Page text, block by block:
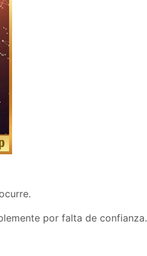
por falta de confianza.